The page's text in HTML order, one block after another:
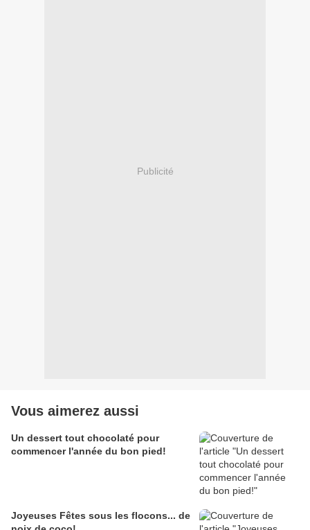
Publicité
Vous aimerez aussi
Un dessert tout chocolaté pour
commencer l'année du bon pied!
Joyeuses Fêtes sous les flocons... de